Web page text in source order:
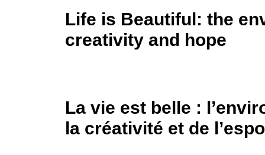
Life is Beautiful: the
creativity and hope
La vie est belle :
la créativité et de